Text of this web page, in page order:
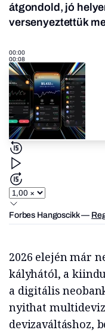
átgondold, jó
versenyeztettük
00:00
00:08
Forbes Hangoscikk—
2026 elején már
kályhától, a
a digitális
nyithat
devizaváltáshoz,